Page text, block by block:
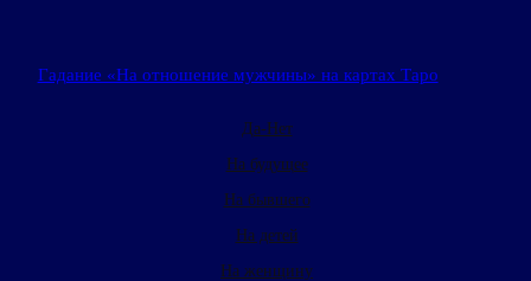
Гадание «На отношение мужчины» на картах Таро
Да-Нет
На будущее
На бывшего
На детей
На женщину